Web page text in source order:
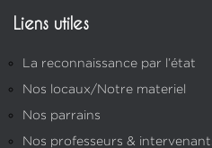
Liens utiles
La reconnaissance par l’état
Nos locaux/Notre materiel
Nos parrains
Nos professeurs &